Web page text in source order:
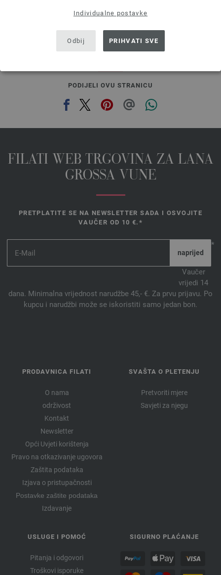
Individualne postavke
Odbij PRIHVATI SVE
PODIJELI OVU STRANICU
FILATI WEB TRGOVINA ZA LANA
GROSSA VUNE
PRETPLATITE SE NA NEWSLETTER SADA I OSVOJITE
VAUČER OD 10 €.*
*
Vaučer
vrijedi 14
dana. Minimalna vrijednost narudžbe 45,- €. Za prvu prijavu. Po
kupcu i narudžbi može se iskoristiti samo jedan bon.
PRODAVNICA FILATI
O nama
održivost
Kontakt
Newsletter
Opći Uvjeti korištenja
Pravo na otkazivanje ugovora
Zaštita podataka
Izjava o pristupačnosti
Postavke zaštite podataka
Izdavanje
SVAŠTA O PLETENJU
Pretvoriti mjere
Savjeti za njegu
USLUGE I POMOĆ
Pitanja i odgovori
Troškovi isporuke
SIGURNO PLAĆANJE